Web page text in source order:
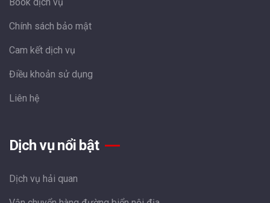
Chính sách bảo mật
Cam kết dịch vụ
Điều khoản sử dụng
Liên hệ
Dịch vụ nổi bật
Dịch vụ hải quan